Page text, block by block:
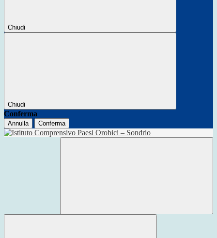
Chiudi
Chiudi
Conferma
Annulla Conferma